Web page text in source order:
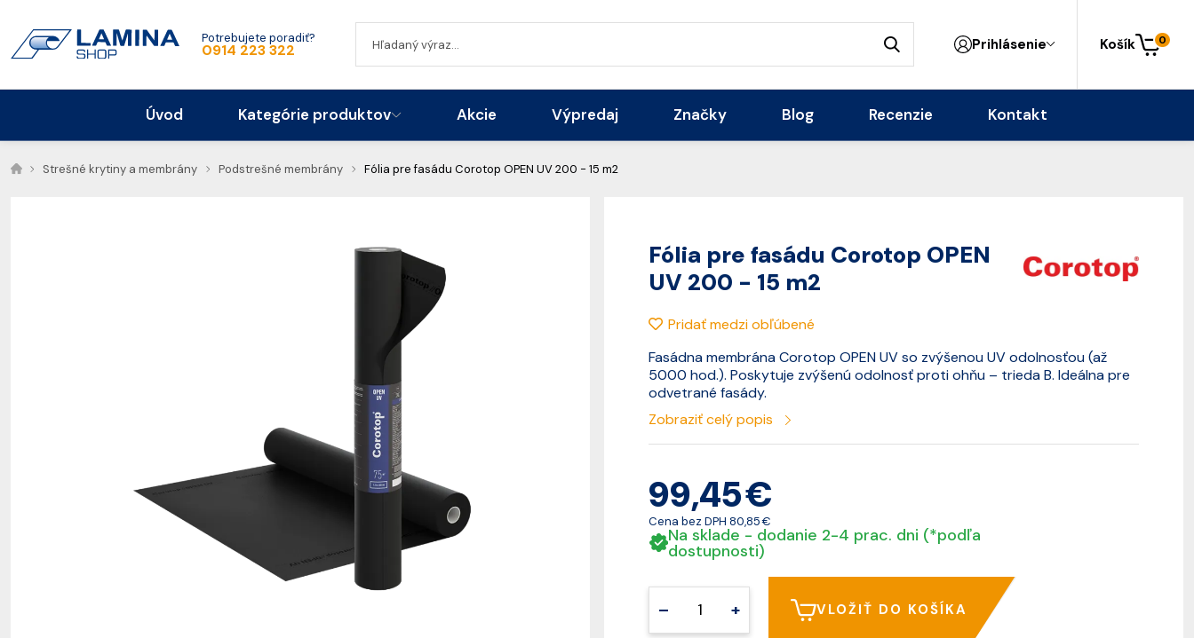
Potrebujete poradiť?
0914 223 322 Prihlásenie Košík 0
Úvod Kategórie produktov Akcie Výpredaj Značky Blog Recenzie Kontakt
Strešné krytiny a membrány Podstrešné membrány Fólia pre fasádu Corotop OPEN UV 200 - 15 m2
Fólia pre fasádu Corotop OPEN
UV 200 - 15 m2
Pridať medzi obľúbené
Fasádna membrána Corotop OPEN UV so zvýšenou UV odolnosťou (až
5000 hod.). Poskytuje zvýšenú odolnosť proti ohňu – trieda B. Ideálna pre
odvetrané fasády.
Zobraziť celý popis
99,45 €
Cena bez DPH 80,85 €
Na sklade - dodanie 2-4 prac. dni (*podľa
dostupnosti)
– + VLOŽIŤ DO KOŠÍKA